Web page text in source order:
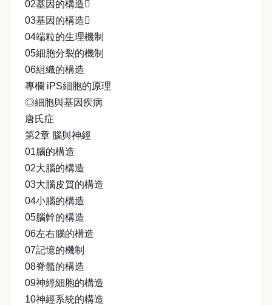
02基因的構造
03基因的構造
04端粒的生理機制
05細胞分裂的機制
06組織的構造
專欄 iPS細胞的原理
◎細胞與基因疾病
唐氏症
第2章 腦與神經
01腦的構造
02大腦的構造
03大腦皮質的構造
04小腦的構造
05腦幹的構造
06左右腦的構造
07記憶的機制
08脊髓的構造
09神經細胞的構造
10神經系統的構造